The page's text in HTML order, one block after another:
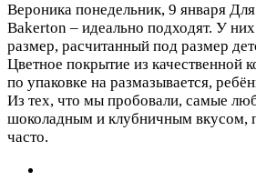
Вероника понедельник, 9 января
Bakerton – идеально подходят. У
размер, расчитанный под размер
Цветное покрытие из качественной
по упаковке на размазывается,
Из тех, что мы пробовали, самые
шоколадным и клубничным вкусом,
часто.